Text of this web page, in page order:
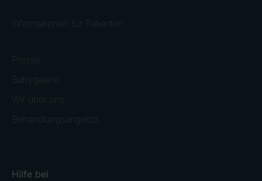
Informationen für Patienten
Presse
Babygalerie
Wir über uns
Behandlungsangebot
Hilfe bei